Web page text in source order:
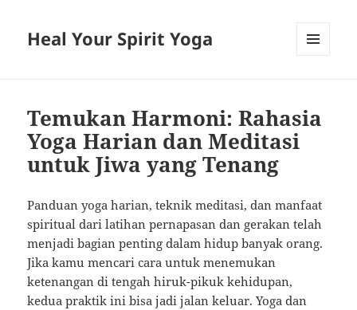
Heal Your Spirit Yoga
Temukan Harmoni: Rahasia
Yoga Harian dan Meditasi
untuk Jiwa yang Tenang
Panduan yoga harian, teknik meditasi, dan manfaat
spiritual dari latihan pernapasan dan gerakan telah
menjadi bagian penting dalam hidup banyak orang.
Jika kamu mencari cara untuk menemukan
ketenangan di tengah hiruk-pikuk kehidupan,
kedua praktik ini bisa jadi jalan keluar. Yoga dan